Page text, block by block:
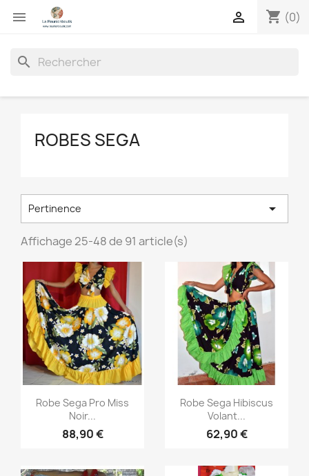
 shopping_cart (0)

search
ROBES SEGA
Pertinence 
Affichage 25-48 de 91 article(s)
Aperçu rapide
Robe Sega Pro Miss
Noir...
88,90 €
Aperçu rapide
Robe Sega Hibiscus
Volant...
62,90 €